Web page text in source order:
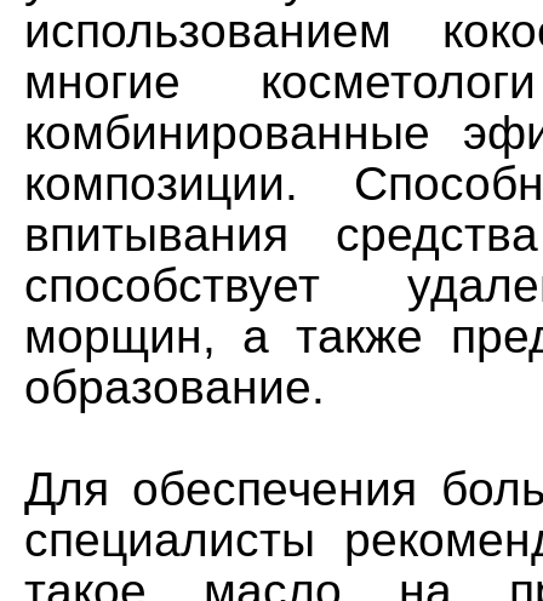
использованием
многие
комбинированные
композиции.
впитывания
способствует
морщин, а также
образование.
Для обеспечения
специалисты
такое масло на